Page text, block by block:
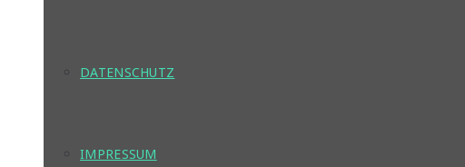
DATENSCHUTZ
IMPRESSUM